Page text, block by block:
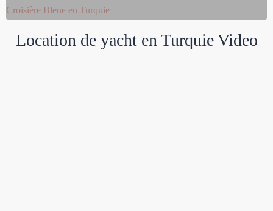
Croisière Bleue en Turquie
Location de yacht en Turquie Video